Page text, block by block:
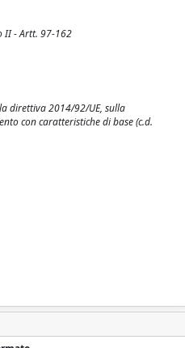
II - Artt. 97-162
direttiva 2014/92/UE, sulla
con caratteristiche di base (c.d.